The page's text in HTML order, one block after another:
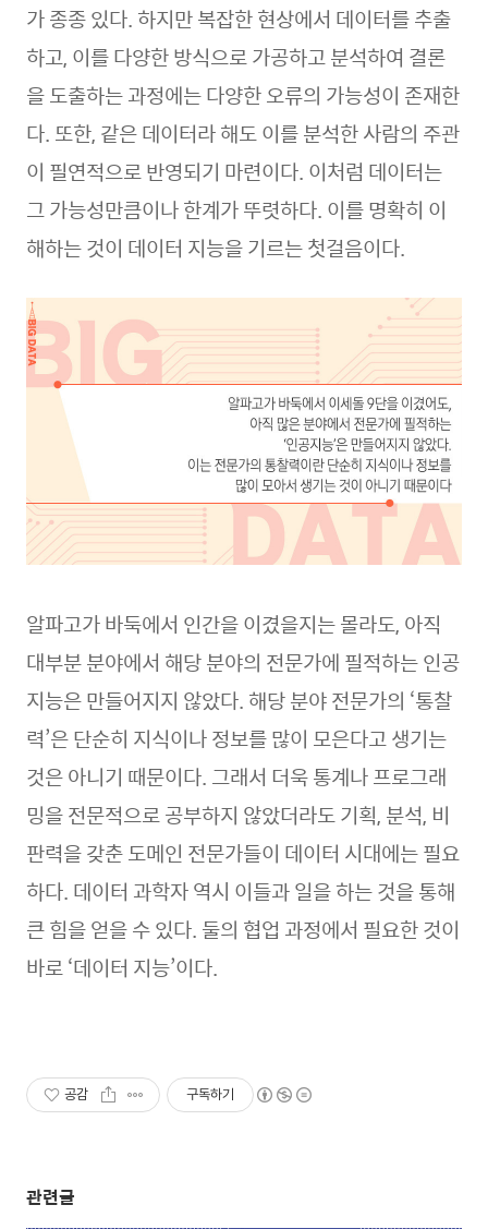
가 종종 있다. 하지만 복잡한 현상에서 데이터를 추출
하고, 이를 다양한 방식으로 가공하고 분석하여 결론
을 도출하는 과정에는 다양한 오류의 가능성이 존재한
다. 또한, 같은 데이터라 해도 이를 분석한 사람의 주관
이 필연적으로 반영되기 마련이다. 이처럼 데이터는
그 가능성만큼이나 한계가 뚜렷하다. 이를 명확히 이
해하는 것이 데이터 지능을 기르는 첫걸음이다.
알파고가 바둑에서 인간을 이겼을지는 몰라도, 아직
대부분 분야에서 해당 분야의 전문가에 필적하는 인공
지능은 만들어지지 않았다. 해당 분야 전문가의 ‘통찰
력’은 단순히 지식이나 정보를 많이 모은다고 생기는
것은 아니기 때문이다. 그래서 더욱 통계나 프로그래
밍을 전문적으로 공부하지 않았더라도 기획, 분석, 비
판력을 갖춘 도메인 전문가들이 데이터 시대에는 필요
하다. 데이터 과학자 역시 이들과 일을 하는 것을 통해
큰 힘을 얻을 수 있다. 둘의 협업 과정에서 필요한 것이
바로 ‘데이터 지능’이다.
공감 구독하기
관련글